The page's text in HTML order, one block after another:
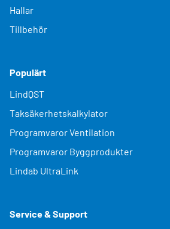
Hallar
Tillbehör
Populärt
LindQST
Taksäkerhetskalkylator
Programvaror Ventilation
Programvaror Byggprodukter
Lindab UltraLink
Service & Support